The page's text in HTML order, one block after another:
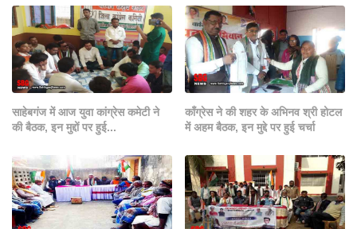
साहेबगंज में आज युवा कांग्रेस कमेटी ने
की बैठक, इन मुद्दों पर हुई...
काँग्रेस ने की शहर के अभिनव श्री होटल
में अहम बैठक, इन मुद्दे पर हुई चर्चा